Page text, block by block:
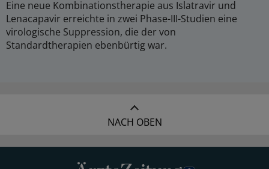
Eine neue Kombinationstherapie aus Islatravir und
Lenacapavir erreichte in zwei Phase-III-Studien eine
virologische Suppression, die der von
Standardtherapien ebenbürtig war.
NACH OBEN